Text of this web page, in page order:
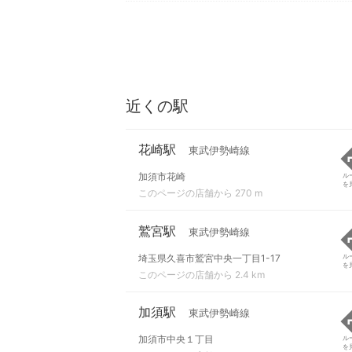
近くの駅
花崎駅 東武伊勢崎線
加須市花崎
このページの店舗から 270 m
ル
を
鷲宮駅 東武伊勢崎線
埼玉県久喜市鷲宮中央一丁目1-17
このページの店舗から 2.4 km
ル
を
加須駅 東武伊勢崎線
加須市中央１丁目
ル
を